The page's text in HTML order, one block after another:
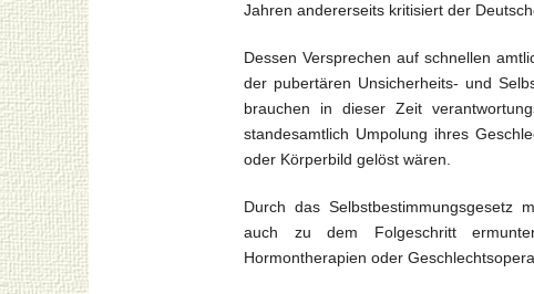
Jahren andererseits kritisiert der
Dessen Versprechen auf schnellen
der pubertären Unsicherheits- und
brauchen in dieser Zeit
standesamtlich Umpolung ihres
oder Körperbild gelöst wären.
Durch das Selbstbestimmungsgesetz
auch zu dem Folgeschritt
Hormontherapien oder